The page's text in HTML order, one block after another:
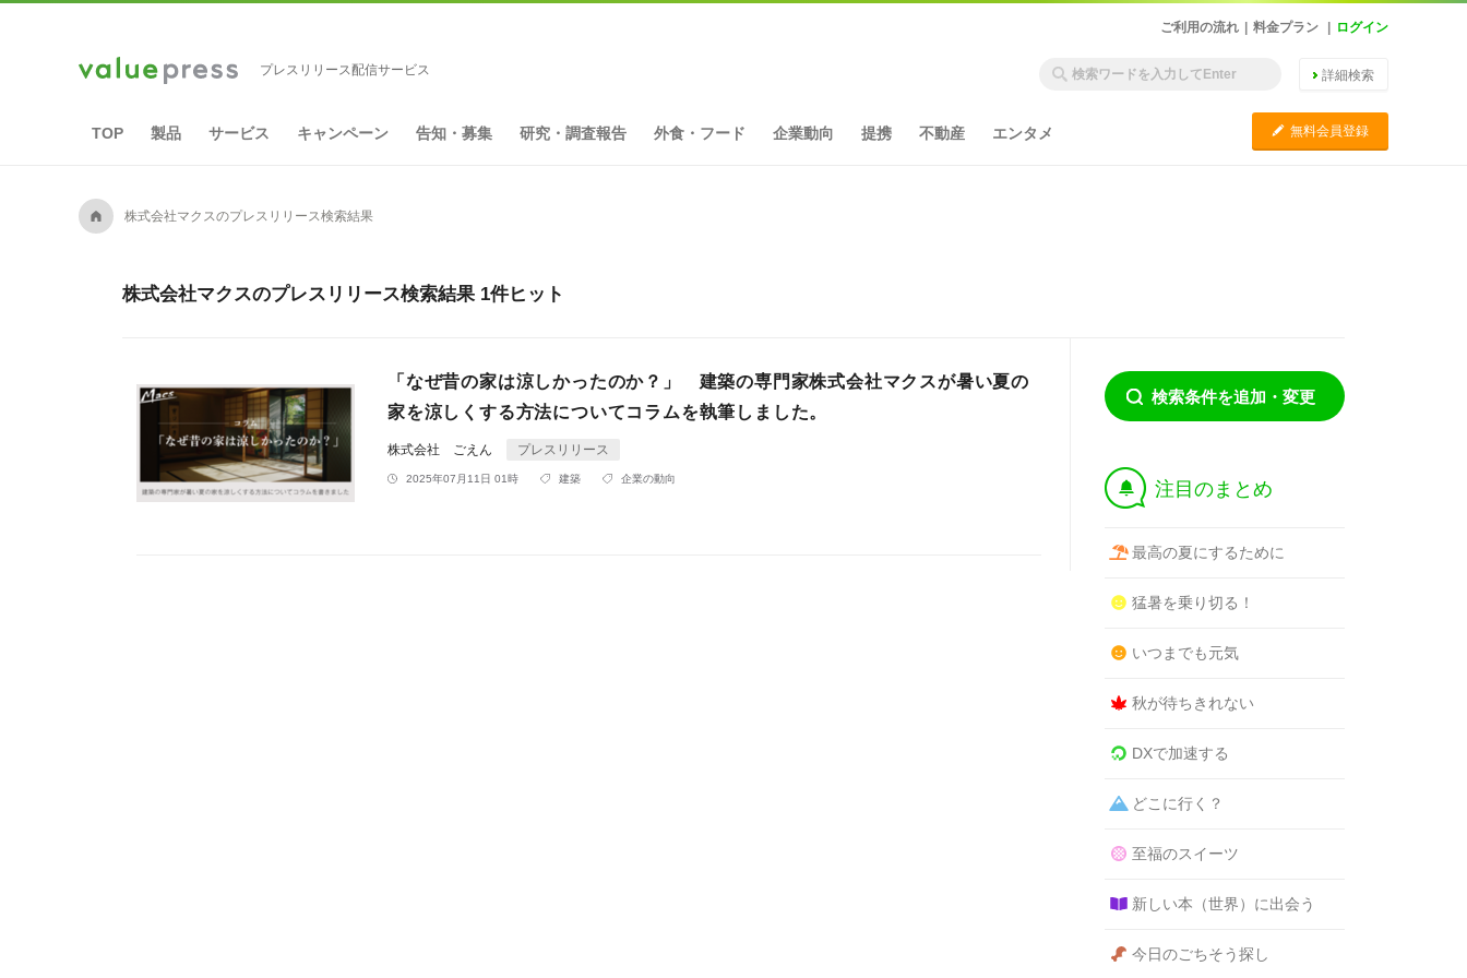
ご利用の流れ 料金プラン ログイン
プレスリリース配信サービス 詳細検索
TOP 製品 サービス キャンペーン 告知・募集 研究・調査報告 外食・フード 企業動向 提携 不動産 エンタメ C 無料会員登録
A 株式会社マクスのプレスリリース検索結果
株式会社マクスのプレスリリース検索結果 1件ヒット
「なぜ昔の家は涼しかったのか？」 建築の専門家株式会社マクスが暑い夏の
家を涼しくする方法についてコラムを執筆しました。
株式会社 ごえん プレスリリース
2025年07月11日 01時 建築 企業の動向
検索条件を追加・変更
† 注目のまとめ
最高の夏にするために
猛暑を乗り切る！
いつまでも元気
秋が待ちきれない
DXで加速する
どこに行く？
至福のスイーツ
新しい本（世界）に出会う
今日のごちそう探し